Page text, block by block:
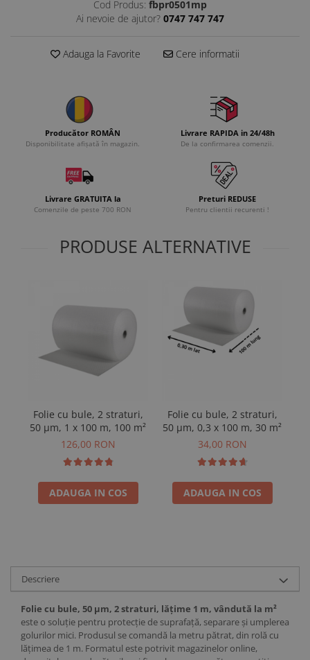
Cod Produs: fbpr0501mp
Ai nevoie de ajutor? 0747 747 747
Adauga la Favorite Cere informatii
Producător ROMÂN
Disponibilitate afișată în magazin.
Livrare RAPIDA in 24/48h
De la confirmarea comenzii.
Livrare GRATUITA la
Comenzile de peste 700 RON
Preturi REDUSE
Pentru clientii recurenti !
PRODUSE ALTERNATIVE
Folie cu bule, 2 straturi,
50 µm, 1 x 100 m, 100 m²
126,00 RON
ADAUGA IN COS
Folie cu bule, 2 straturi,
50 µm, 0,3 x 100 m, 30 m²
34,00 RON
ADAUGA IN COS
Descriere
Folie cu bule, 50 µm, 2 straturi, lățime 1 m, vândută la m²
este o soluție pentru protecție de suprafață, separare și umplerea
golurilor mici. Produsul se comandă la metru pătrat, din rolă cu
lățimea de 1 m. Formatul este potrivit magazinelor online,